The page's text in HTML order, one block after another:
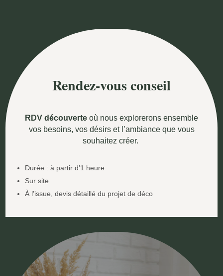
Rendez-vous conseil
RDV découverte où nous explorerons ensemble
vos besoins, vos désirs et l’ambiance que vous
souhaitez créer.
Durée : à partir d’1 heure
Sur site
À l’issue, devis détaillé du projet de déco